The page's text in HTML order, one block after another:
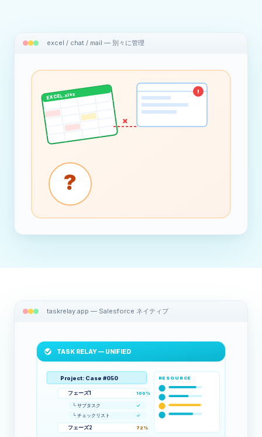
excel / chat / mail — 別々に管理
EXCEL.xlsx !
?
×
taskrelay.app — Salesforce ネイティブ
TASK RELAY — UNIFIED
Project: Case #050
フェーズ1 100%
└ サブタスク ✓
└ チェックリスト ✓
フェーズ2 72%
RESOURCE